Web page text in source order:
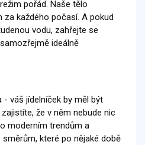
pořád. Naše tělo
každého počasí. A pokud
vodu, zahřejte se
ideálně
- váš jídelníček by měl být
zajistíte, že v něm nebude nic
moderním trendům a
které po nějaké době